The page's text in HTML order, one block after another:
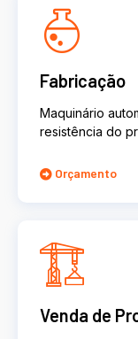
Fabricação
Maquinário
resistência do
Orçamento
Venda de